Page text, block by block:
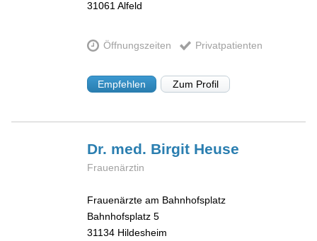
31061Alfeld
Öffnungszeiten Privatpatienten
Empfehlen Zum Profil
Dr. med. Birgit Heuse
Frauenärztin
Frauenärzte am Bahnhofsplatz
Bahnhofsplatz 5
31134 Hildesheim